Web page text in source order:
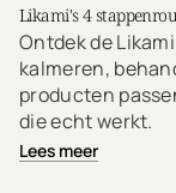
Likami's 4
Ontdek de
kalmeren,
producten
die echt werkt.
Lees meer